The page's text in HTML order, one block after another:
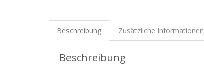
Beschreibung Zusätzliche Informationen
Beschreibung